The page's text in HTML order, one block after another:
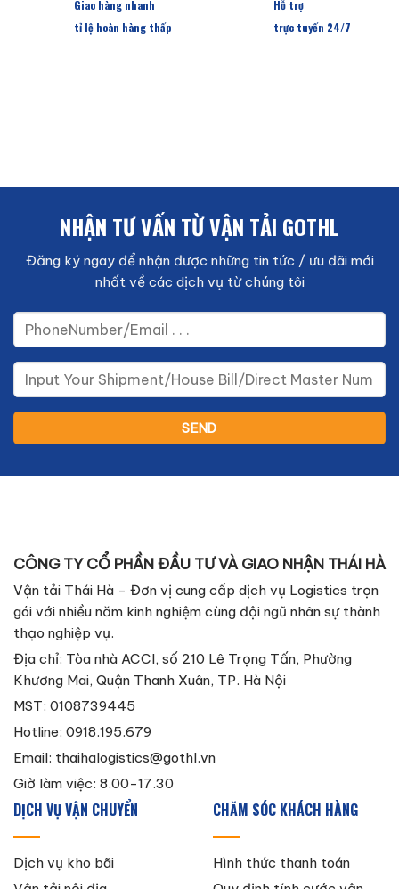
Giao hàng nhanh
tỉ lệ hoàn hàng thấp
Hỗ trợ
trực tuyến 24/7
NHẬN TƯ VẤN TỪ VẬN TẢI GOTHL
Đăng ký ngay để nhận được những tin tức / ưu đãi mới
nhất về các dịch vụ từ chúng tôi
CÔNG TY CỔ PHẦN ĐẦU TƯ VÀ GIAO NHẬN THÁI HÀ
Vận tải Thái Hà - Đơn vị cung cấp dịch vụ Logistics trọn
gói với nhiều năm kinh nghiệm cùng đội ngũ nhân sự thành
thạo nghiệp vụ.
Địa chỉ: Tòa nhà ACCI, số 210 Lê Trọng Tấn, Phường
Khương Mai, Quận Thanh Xuân, TP. Hà Nội
MST: 0108739445
Hotline: 0918.195.679
Email: thaihalogistics@gothl.vn
Giờ làm việc: 8.00-17.30
DỊCH VỤ VẬN CHUYỂN
Dịch vụ kho bãi
CHĂM SÓC KHÁCH HÀNG
Hình thức thanh toán